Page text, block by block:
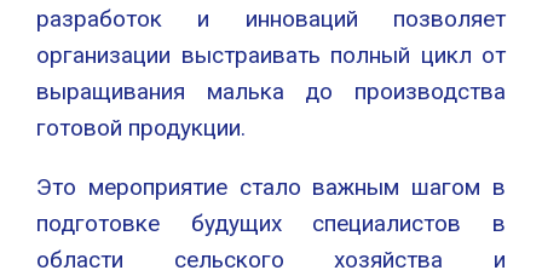
разработок и инноваций позволяет
организации выстраивать полный цикл от
выращивания малька до производства
готовой продукции.
Это мероприятие стало важным шагом в
подготовке будущих специалистов в
области сельского хозяйства и